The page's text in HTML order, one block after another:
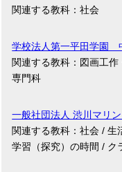
関連する教科：社会
学校法人第一平田学園
関連する教科：図画工
専門科
一般社団法人 渋川マリ
関連する教科：社会 / 生
学習（探究）の時間 / ク